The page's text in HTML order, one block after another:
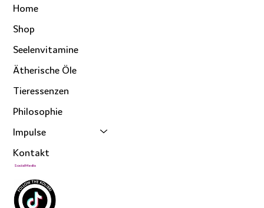
Home
Shop
Seelenvitamine
Ätherische Öle
Tieressenzen
Philosophie
Impulse
Kontakt
Social Media